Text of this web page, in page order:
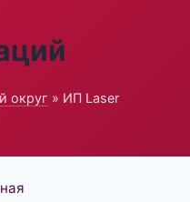
округ » ИП Laser